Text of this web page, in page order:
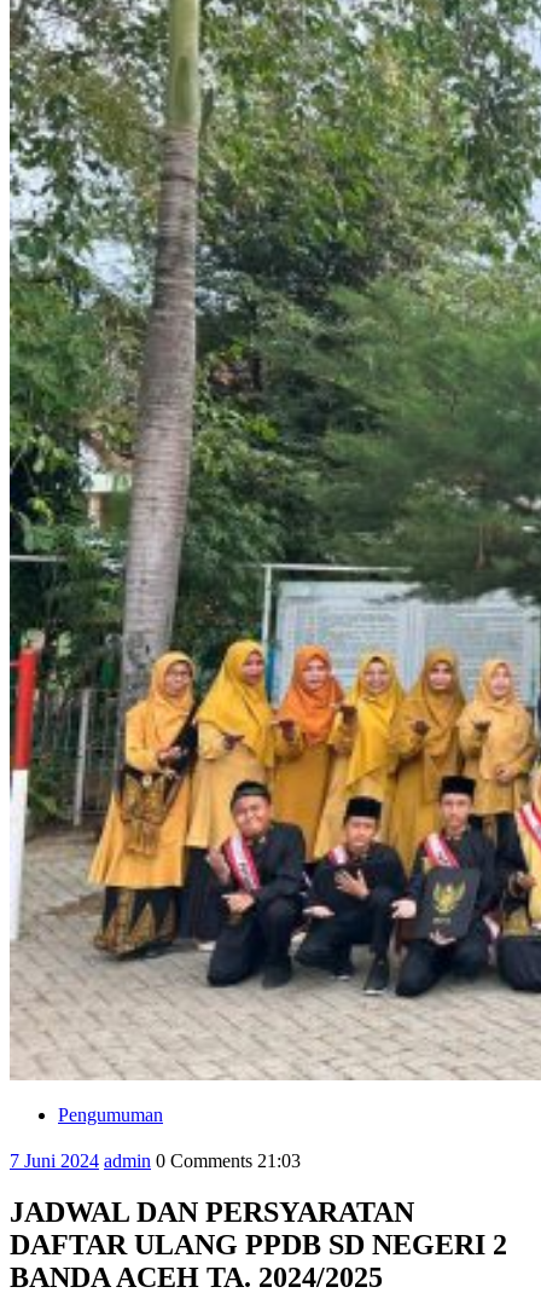
Pengumuman
Category
7 Juni 20247
2024
admin admin
0 Comments 21:03
JADWAL DAN PERSYARATAN
DAFTAR ULANG PPDB SD NEGERI 2
BANDA ACEH TA. 2024/2025